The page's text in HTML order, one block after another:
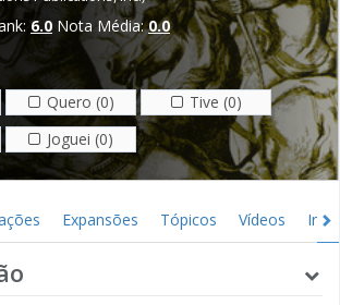
6.0 Nota Média:0.0
Quero (0)
Tive (0)
Joguei (0)
Expansões Tópicos Vídeos